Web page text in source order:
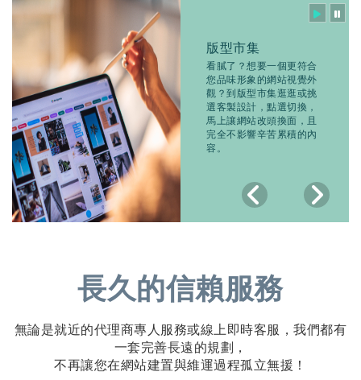
版型市集
看膩了？想要一個更符合
您品味形象的網站視覺外
觀？到 版型市集逛逛或挑
選客製設計，點選切換，
馬上讓網站改頭換面，且
完全不影響辛苦累積的內
容。
長久的信賴服務
無論是就近的代理商專人服務或線上即時客服，我們都有
一套完善長遠的規劃，
不再讓您在網站建置與維運過程孤立無援！